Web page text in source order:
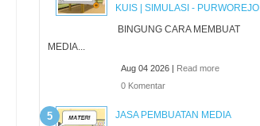
KUIS | SIMULASI - PURWOREJO
BINGUNG CARA MEMBUAT
MEDIA...
Aug 04 2026 | Read more
0 Komentar
JASA PEMBUATAN MEDIA